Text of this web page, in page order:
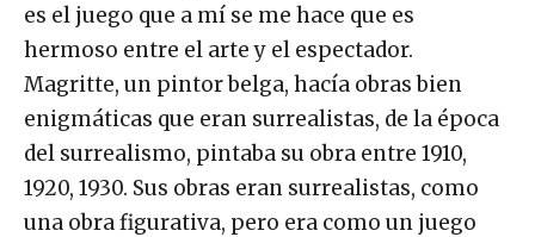
es el juego que a mí se me hace que es
hermoso entre el arte y el espectador.
Magritte, un pintor belga, hacía obras bien
enigmáticas que eran surrealistas, de la época
del surrealismo, pintaba su obra entre 1910,
1920, 1930. Sus obras eran surrealistas, como
una obra figurativa, pero era como un juego